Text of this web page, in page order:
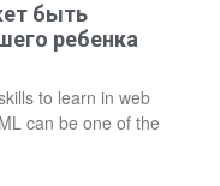
быть
ребенка
to learn in web
can be one of the